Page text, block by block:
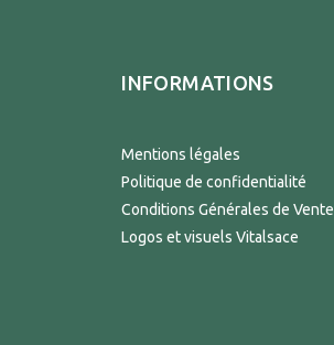
INFORMATIONS
Mentions légales
Politique de confidentialité
Conditions Générales de Vente
Logos et visuels Vitalsace